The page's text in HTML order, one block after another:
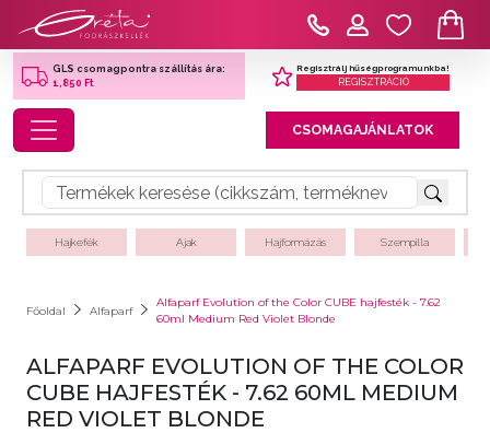
GLS csomagpontra szállítás ára:
1,850 Ft
Regisztrálj hűségprogramunkba!
REGISZTRÁCIÓ
Toggle navigation CSOMAGAJÁNLATOK
Hajkefék Ajak Hajformázás Szempilla
Főoldal Alfaparf
Alfaparf Evolution of the Color CUBE hajfesték - 7.62
60ml Medium Red Violet Blonde
ALFAPARF EVOLUTION OF THE COLOR
CUBE HAJFESTÉK - 7.62 60ML MEDIUM
RED VIOLET BLONDE